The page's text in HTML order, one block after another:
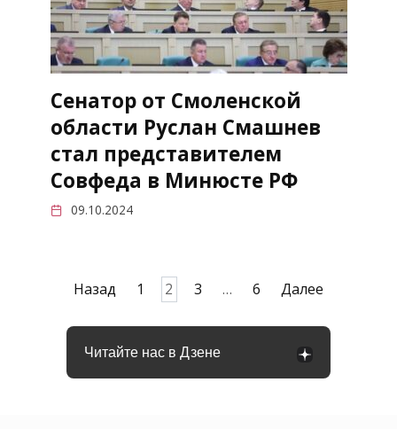
Сенатор от Смоленской
области Руслан Смашнев
стал представителем
Совфеда в Минюсте РФ
09.10.2024
ПагинацияНазад 1 2 3 … 6 Далее
Читайте нас в Дзене